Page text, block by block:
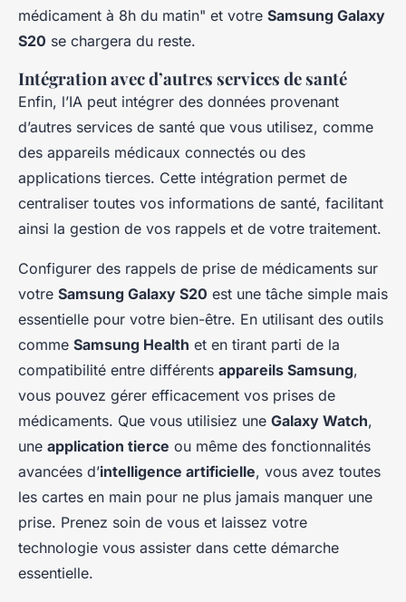
médicament à 8h du matin" et votre Samsung Galaxy
S20 se chargera du reste.
Intégration avec d’autres services de santé
Enfin, l’IA peut intégrer des données provenant
d’autres services de santé que vous utilisez, comme
des appareils médicaux connectés ou des
applications tierces. Cette intégration permet de
centraliser toutes vos informations de santé, facilitant
ainsi la gestion de vos rappels et de votre traitement.
Configurer des rappels de prise de médicaments sur
votre Samsung Galaxy S20 est une tâche simple mais
essentielle pour votre bien-être. En utilisant des outils
comme Samsung Health et en tirant parti de la
compatibilité entre différents appareils Samsung,
vous pouvez gérer efficacement vos prises de
médicaments. Que vous utilisiez une Galaxy Watch,
une application tierce ou même des fonctionnalités
avancées d’intelligence artificielle, vous avez toutes
les cartes en main pour ne plus jamais manquer une
prise. Prenez soin de vous et laissez votre
technologie vous assister dans cette démarche
essentielle.